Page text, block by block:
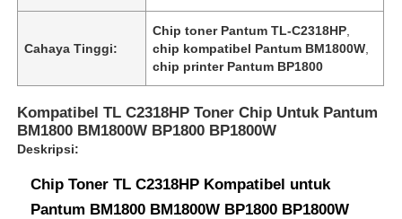
Cahaya Tinggi:
Chip toner Pantum TL-C2318HP
chip kompatibel Pantum BM1800W
chip printer Pantum BP1800
Kompatibel TL C2318HP Toner Chip Untuk Pantum
BM1800 BM1800W BP1800 BP1800W
Deskripsi:
Chip Toner TL C2318HP Kompatibel untuk
Pantum BM1800 BM1800W BP1800 BP1800W